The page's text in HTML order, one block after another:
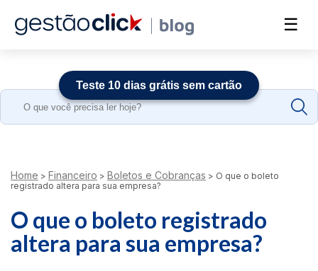
☰
Search
Home > Financeiro > Boletos e Cobranças > O que o boleto
registrado altera para sua empresa?
O que o boleto registrado
altera para sua empresa?
Teste 10 dias grátis sem cartão